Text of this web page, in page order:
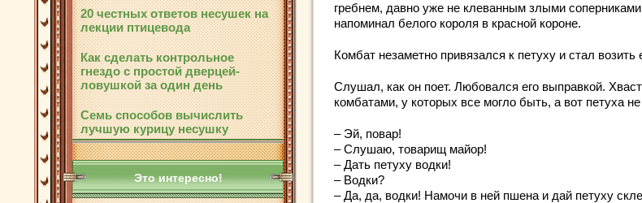
20 честных ответов несушек на
лекции птицевода
Как сделать контрольное
гнездо с простой дверцей-
ловушкой за один день
Семь способов вычислить
лучшую курицу несушку
Это интересно!
гребнем, давно уже не клеванным злыми
напоминал белого короля в красной короне.
Комбат незаметно привязался к петуху и стал возить
Слушал, как он поет. Любовался его выправкой.
комбатами, у которых все могло быть, а вот петуха
– Эй, повар!
– Слушаю, товарищ майор!
– Дать петуху водки!
– Водки?
– Да, да, водки! Намочи в ней пшена и дай петуху